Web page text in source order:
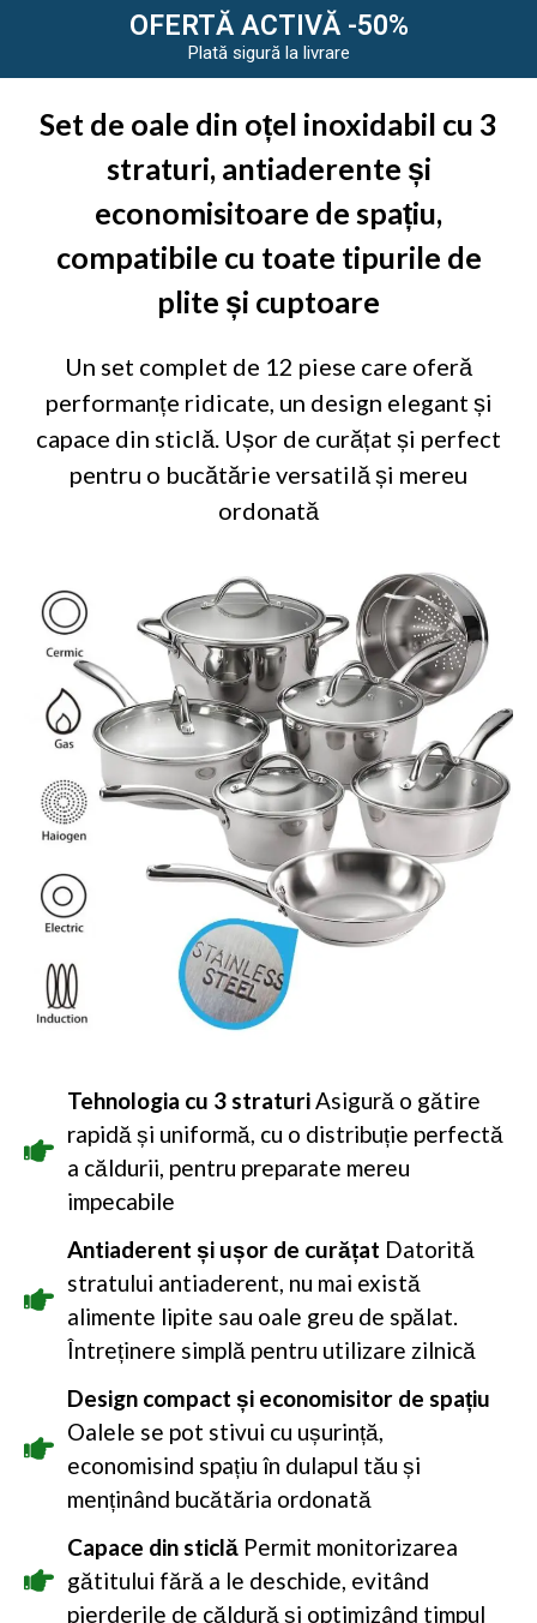
OFERTĂ ACTIVĂ -50%
Plată sigură la livrare
Set de oale din oțel inoxidabil cu 3
straturi, antiaderente și
economisitoare de spațiu,
compatibile cu toate tipurile de
plite și cuptoare
Un set complet de 12 piese care oferă
performanțe ridicate, un design elegant și
capace din sticlă. Ușor de curățat și perfect
pentru o bucătărie versatilă și mereu
ordonată
Tehnologia cu 3 straturiAsigură o gătire
rapidă și uniformă, cu o distribuție perfectă
a căldurii, pentru preparate mereu
impecabile
Antiaderent și ușor de curățat Datorită
stratului antiaderent, nu mai există
alimente lipite sau oale greu de spălat.
Întreținere simplă pentru utilizare zilnică
Design compact și economisitor de spațiu
Oalele se pot stivui cu ușurință,
economisind spațiu în dulapul tău și
menținând bucătăria ordonată
Capace din sticlă Permit monitorizarea
gătitului fără a le deschide, evitând
pierderile de căldură și optimizând timpul